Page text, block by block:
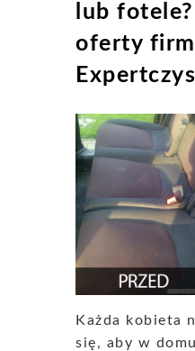
lub
oferty
Każda kobieta
się, aby w